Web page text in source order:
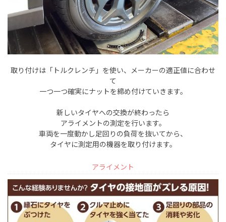
取り付けは「トルクレンチ」を使い、メーカーの適正値に合わせ
て
一つ一つ確実にナットを締め付けていきます。
新しいタイヤへの交換が終わったら
アライメントの測定を行います。
車両を一度動かし足回りの負荷を抜いてから、
タイヤに測定用の機器を取り付けます。
アライメント